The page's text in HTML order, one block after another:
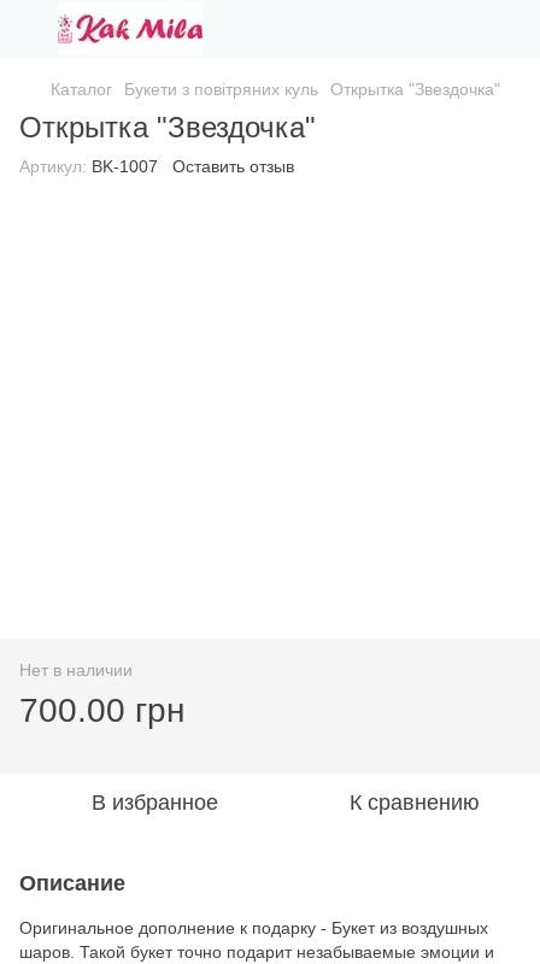
Каталог Букети з повітряних куль Открытка "Звездочка"
Открытка "Звездочка"
Артикул: BK-1007 Оставить отзыв
Нет в наличии
700.00 грн
В избранное К сравнению
Описание
Оригинальное дополнение к подарку - Букет из воздушных
шаров. Такой букет точно подарит незабываемые эмоции и